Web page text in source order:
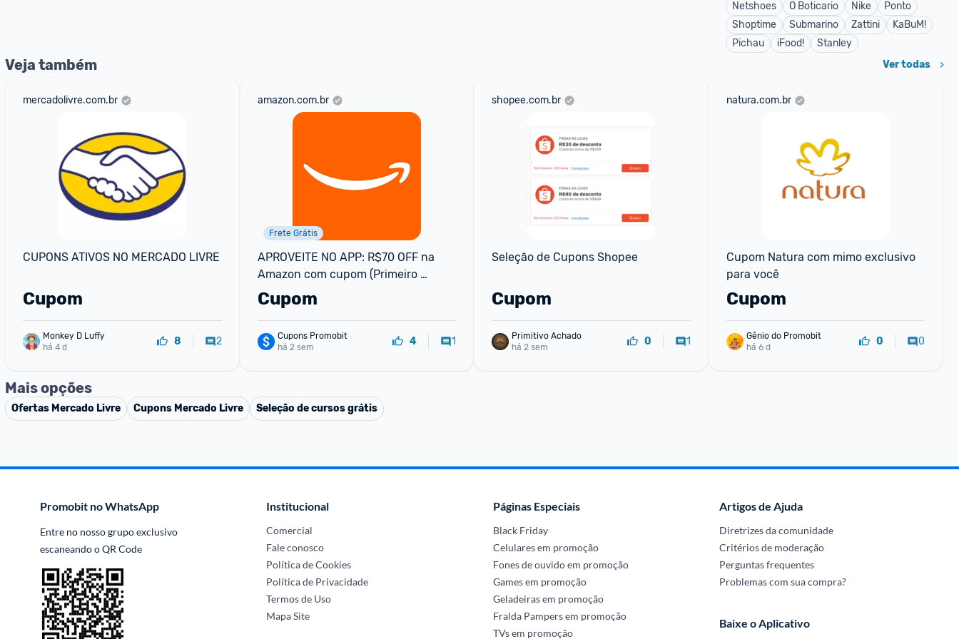
Netshoes
O Boticario Nike
Ponto
Shoptime
Submarino Zattini
KaBuM!
Pichau
iFood! Stanley
Veja também Ver todas
mercadolivre.com.br
CUPONS ATIVOS NO MERCADO LIVRE
Cupom
Monkey D Luffy
há 4 d
8 2
amazon.com.br
Frete Grátis
APROVEITE NO APP: R$70 OFF na
Amazon com cupom (Primeiro
Pedido)
Cupom
Cupons Promobit
há 2 sem
4 1
shopee.com.br
Seleção de Cupons Shopee
Cupom
Primitivo Achado
há 2 sem
0 1
natura.com.br
Cupom Natura com mimo exclusivo
para você
Cupom
Gênio do Promobit
há 6 d
0 0
Mais opções
Ofertas Mercado Livre Cupons Mercado Livre Seleção de cursos grátis
Promobit no WhatsApp
Entre no nosso grupo exclusivo
escaneando o QR Code
Institucional
Comercial
Fale conosco
Política de Cookies
Política de Privacidade
Termos de Uso
Mapa Site
Páginas Especiais
Black Friday
Celulares em promoção
Fones de ouvido em promoção
Games em promoção
Geladeiras em promoção
Fralda Pampers em promoção
TVs em promoção
Artigos de Ajuda
Diretrizes da comunidade
Critérios de moderação
Perguntas frequentes
Problemas com sua compra?
Baixe o Aplicativo